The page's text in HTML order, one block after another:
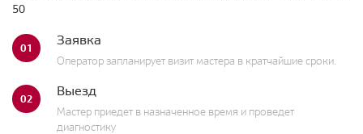
50
01 Заявка
Оператор запланирует визит мастера в кратчайшие сроки.
02 Выезд
Мастер приедет в назначенное время и проведет
диагностику